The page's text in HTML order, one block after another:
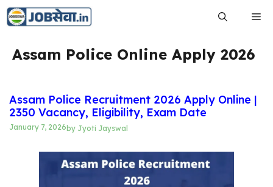
Skip
Assam Police Online Apply 2026
Assam Police Recruitment 2026 Apply Online |
2350 Vacancy, Eligibility, Exam Date
January 7, 2026 by Jyoti Jayswal